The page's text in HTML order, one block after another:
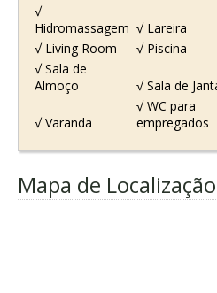
√
Hidromassagem √ Lareira
√ Living Room
√ Piscina
√ Sala de
Almoço
√ Sala de
√ Varanda
√ WC para
empregados
Mapa de Localização